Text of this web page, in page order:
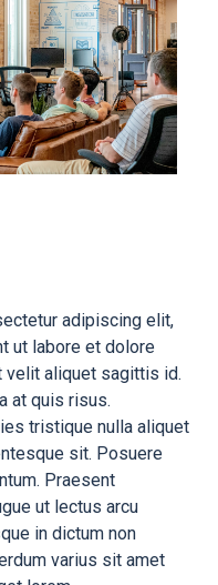
adipiscing elit,
ut labore et dolore
velit aliquet sagittis id.
at quis risus.
tristique nulla aliquet
sit. Posuere
Praesent
ut lectus arcu
in dictum non
varius sit amet